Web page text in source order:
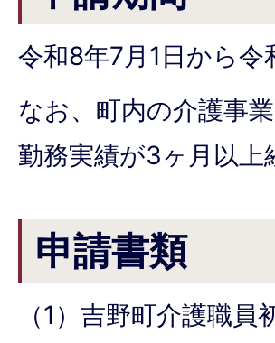
令和8年7月1日から
なお、町内の介護事
勤務実績が3ヶ月以
申請書類
（1）吉野町介護職